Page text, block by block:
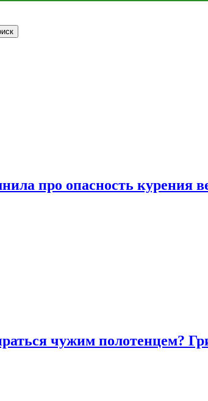
про опасность курения
чужим полотенцем?